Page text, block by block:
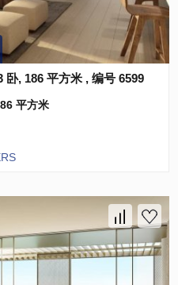
, 186 平方米 , 编号 6599
平方米